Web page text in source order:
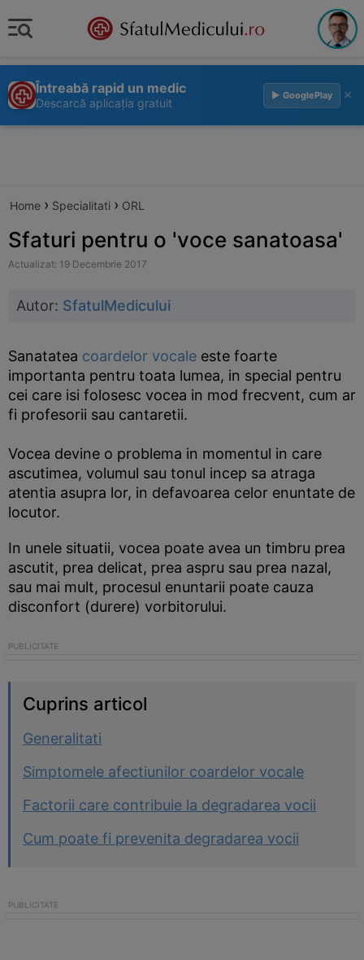
Întreabă rapid un medic
Descarcă aplicația gratuit
▶ GooglePlay ×
Home › Specialitati › ORL
Sfaturi pentru o 'voce sanatoasa'
Actualizat: 19 Decembrie 2017
Autor: SfatulMedicului
Sanatatea coardelor vocale este foarte
importanta pentru toata lumea, in special pentru
cei care isi folosesc vocea in mod frecvent, cum ar
fi profesorii sau cantaretii.
Vocea devine o problema in momentul in care
ascutimea, volumul sau tonul incep sa atraga
atentia asupra lor, in defavoarea celor enuntate de
locutor.
In unele situatii, vocea poate avea un timbru prea
ascutit, prea delicat, prea aspru sau prea nazal,
sau mai mult, procesul enuntarii poate cauza
disconfort (durere) vorbitorului.
Cuprins articol
Generalitati
Simptomele afectiunilor coardelor vocale
Factorii care contribuie la degradarea vocii
Cum poate fi prevenita degradarea vocii